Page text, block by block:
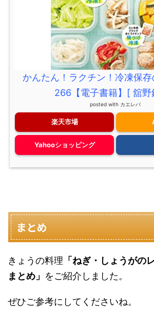
かんたん！ラクチン！冷凍保
266【電子書籍】[ 舘野
posted with カエレバ
楽天市場
Yahooショッピング
まとめ
きょうの料理 「ねぎ・しょうがの
まとめ」 をご紹介しました。
ぜひご参考にしてくださいね。